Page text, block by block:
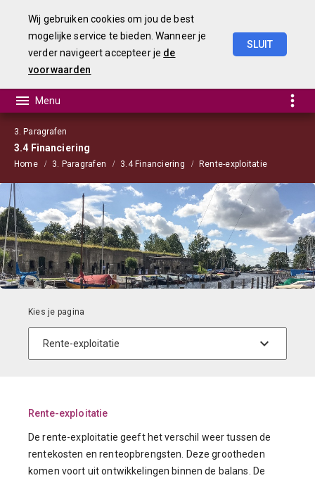
Wij gebruiken cookies om jou de best
mogelijke service te bieden. Wanneer je
verder navigeert accepteer je de
voorwaarden
SLUIT
3. Paragrafen
3.4 Financiering
Home 3. Paragrafen 3.4 Financiering Rente-exploitatie
Rente-exploitatie
De rente-exploitatie geeft het verschil weer tussen de
rentekosten en renteopbrengsten. Deze grootheden
komen voort uit ontwikkelingen binnen de balans. De